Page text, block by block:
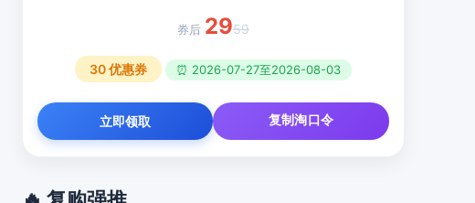
2959
30优惠券 ⏰ 2026-07-27至2026-08-03
立即领取 复制淘口令